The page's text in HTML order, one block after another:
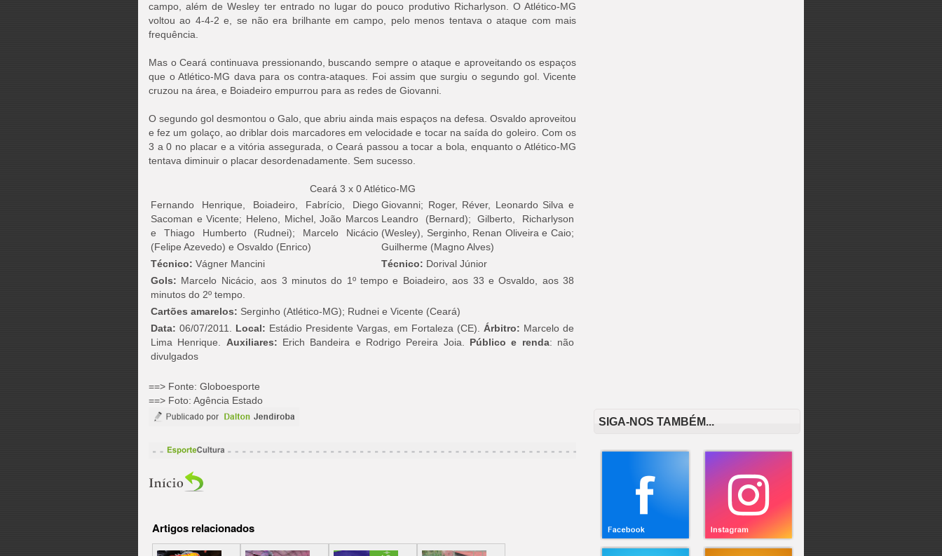
campo, além de Wesley ter entrado no lugar do pouco produtivo Richarlyson. O Atlético-MG
voltou ao 4-4-2 e, se não era brilhante em campo, pelo menos tentava o ataque com mais
frequência.
Mas o Ceará continuava pressionando, buscando sempre o ataque e aproveitando os espaços
que o Atlético-MG dava para os contra-ataques. Foi assim que surgiu o segundo gol. Vicente
cruzou na área, e Boiadeiro empurrou para as redes de Giovanni.
O segundo gol desmontou o Galo, que abriu ainda mais espaços na defesa. Osvaldo aproveitou
e fez um golaço, ao driblar dois marcadores em velocidade e tocar na saída do goleiro. Com os
3 a 0 no placar e a vitória assegurada, o Ceará passou a tocar a bola, enquanto o Atlético-MG
tentava diminuir o placar desordenadamente. Sem sucesso.
Ceará 3 x 0 Atlético-MG
Fernando Henrique, Boiadeiro, Fabrício, Diego
Sacoman e Vicente; Heleno, Michel, João Marcos
e Thiago Humberto (Rudnei); Marcelo Nicácio
(Felipe Azevedo) e Osvaldo (Enrico)
Giovanni; Roger, Réver, Leonardo Silva e
Leandro (Bernard); Gilberto, Richarlyson
(Wesley), Serginho, Renan Oliveira e Caio;
Guilherme (Magno Alves)
Técnico: Vágner Mancini Técnico: Dorival Júnior
Gols: Marcelo Nicácio, aos 3 minutos do 1º tempo e Boiadeiro, aos 33 e Osvaldo, aos 38
minutos do 2º tempo.
Cartões amarelos: Serginho (Atlético-MG); Rudnei e Vicente (Ceará)
Data: 06/07/2011. Local: Estádio Presidente Vargas, em Fortaleza (CE). Árbitro: Marcelo de
Lima Henrique. Auxiliares: Erich Bandeira e Rodrigo Pereira Joia. Público e renda: não
divulgados
==> Fonte: Globoesporte
==> Foto: Agência Estado
Artigos relacionados
SIGA-NOS TAMBÉM...